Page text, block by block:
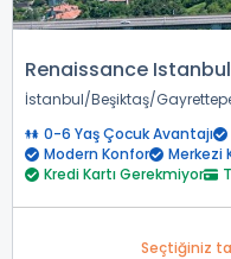
Renaissance
İstanbul Beşiktaş
0-6 Yaş Çocuk Avantajı
Modern Konfor
Merkezi
Kredi Kartı Gerekmiyor
Seçtiğiniz